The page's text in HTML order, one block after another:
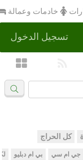
خادمات وعمالة
تسجيل الدخول
كل الحراج
جي ام سي بي ام دبليو